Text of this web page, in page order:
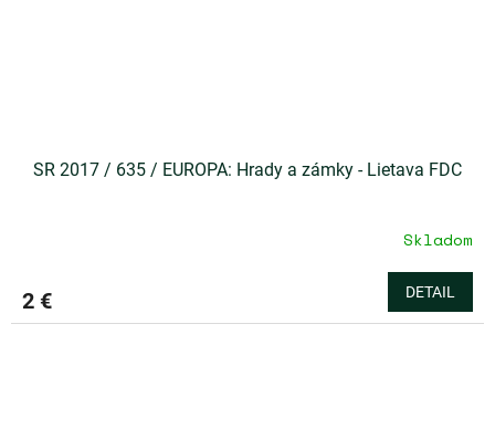
SR 2017 / 635 / EUROPA: Hrady a zámky - Lietava FDC
Skladom
2 € DETAIL